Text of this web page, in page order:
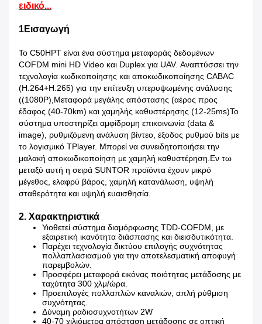
ειδικό...
1Εισαγωγή
Το C50HPT είναι ένα σύστημα μεταφοράς δεδομένων
COFDM mini HD Video και Duplex για UAV. Αναπτύσσει την
τεχνολογία κωδικοποίησης και αποκωδικοποίησης CABAC
(H.264+H.265) για την επίτευξη υπερυψωμένης ανάλυσης
((1080P),Μεταφορά μεγάλης απόστασης (αέρος προς
έδαφος (40-70km) και χαμηλής καθυστέρησης (12-25ms)Το
σύστημα υποστηρίζει αμφίδρομη επικοινωνία (data &
image), ρυθμιζόμενη ανάλυση βίντεο, έξοδος ρυθμού bits με
το λογισμικό TPlayer. Μπορεί να συνειδητοποιήσει την
μαλακή αποκωδικοποίηση με χαμηλή καθυστέρηση.Εν τω
μεταξύ αυτή η σειρά SUNTOR προϊόντα έχουν μικρό
μέγεθος, ελαφρύ βάρος, χαμηλή κατανάλωση, υψηλή
σταθερότητα και υψηλή ευαισθησία.
2. Χαρακτηριστικά
Υιοθετεί σύστημα διαμόρφωσης TDD-COFDM, με
εξαιρετική ικανότητα διάσπασης και διεισδυτικότητα.
Παρέχει τεχνολογία δικτύου επιλογής συχνότητας
πολλαπλασιασμού για την αποτελεσματική αποφυγή
παρεμβολών.
Προσφέρει μεταφορά εικόνας ποιότητας μετάδοσης με
ταχύτητα 300 χλμ/ώρα.
Προεπιλογές πολλαπλών καναλιών, απλή ρύθμιση
συχνότητας.
Δύναμη ραδιοσυχνοτήτων 2W
40-70 χιλιόμετρα απόσταση μετάδοσης σε οπτική